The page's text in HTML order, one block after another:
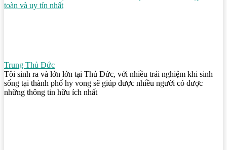
toàn và uy tín nhất
Trung Thủ Đức
Tôi sinh ra và lớn lớn tại Thủ Đức, với nhiều trải nghiệm khi sinh
sống tại thành phố hy vong sẽ giúp được nhiều người có được
những thông tin hữu ích nhất